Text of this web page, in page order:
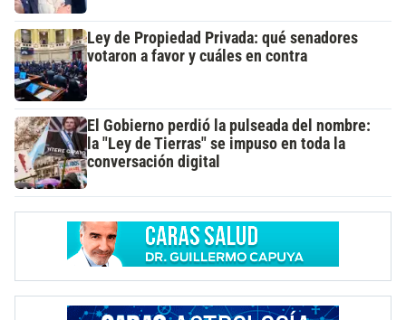
Ley de Propiedad Privada: qué senadores
votaron a favor y cuáles en contra
El Gobierno perdió la pulseada del nombre:
la "Ley de Tierras" se impuso en toda la
conversación digital